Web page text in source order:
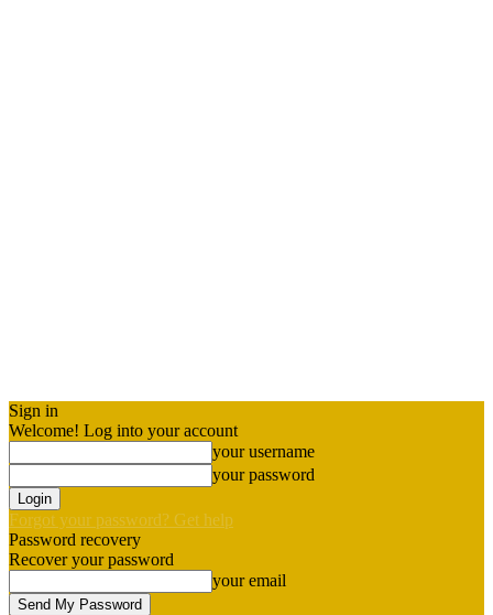
Sign in
Welcome! Log into your account
your username
your password
Forgot your password? Get help
Password recovery
Recover your password
your email